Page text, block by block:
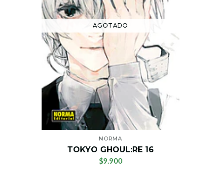
AGOTADO
NORMA
TOKYO GHOUL:RE 16
$9.900